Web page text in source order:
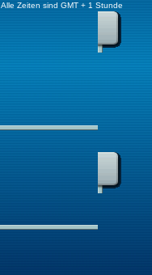
Alle Zeiten sind GMT + 1 Stunde